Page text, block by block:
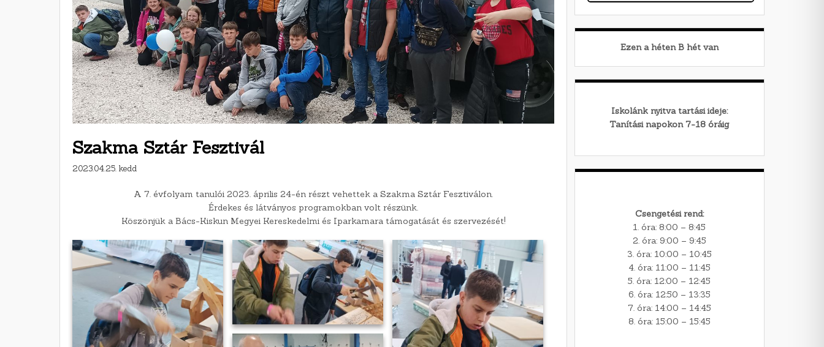
Szakma Sztár Fesztivál
2023.04.25. kedd
A 7. évfolyam tanulói 2023. április 24-én részt vehettek a Szakma Sztár Fesztiválon.
Érdekes és látványos programokban volt részünk.
Köszönjük a Bács-Kiskun Megyei Kereskedelmi és Iparkamara támogatását és szervezését!
Ezen a héten Bhét van
Iskolánk nyitva tartási ideje:
Tanítási napokon 7-18 óráig
Csengetési rend:
1. óra: 8:00 – 8:45
2. óra: 9:00 – 9:45
3. óra: 10:00 – 10:45
4. óra: 11:00 – 11:45
5. óra: 12:00 – 12:45
6. óra: 12:50 – 13:35
7. óra: 14:00 – 14:45
8. óra: 15:00 – 15:45